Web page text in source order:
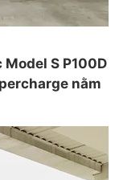
S P100D
nằm